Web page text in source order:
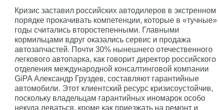
Кризис заставил российских автодилеров в экстренном
порядке прокачивать компетенции, которые в «тучные»
годы считались второстепенными. Главными
кормильцами вдруг оказались сервис и продажа
автозапчастей. Почти 30% нынешнего отечественного
легкового автопарка, как говорит директор российского
отделения международной консалтинговой компании
GiPA Александр Груздев, составляют гарантийные
автомобили. Этот клиентский ресурс кризисоустойчив,
поскольку владельцам гарантийных иномарок особо
некуда деваться, кроме как приезжать на ремонт и